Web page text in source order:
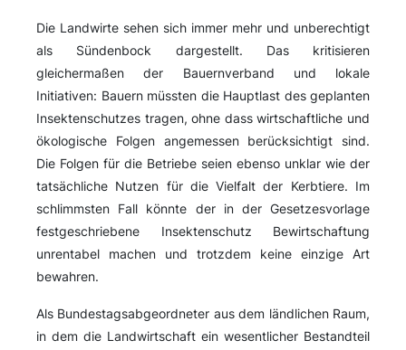
Die Landwirte sehen sich immer mehr und unberechtigt
als Sündenbock dargestellt. Das kritisieren
gleichermaßen der Bauernverband und lokale
Initiativen: Bauern müssten die Hauptlast des geplanten
Insektenschutzes tragen, ohne dass wirtschaftliche und
ökologische Folgen angemessen berücksichtigt sind.
Die Folgen für die Betriebe seien ebenso unklar wie der
tatsächliche Nutzen für die Vielfalt der Kerbtiere. Im
schlimmsten Fall könnte der in der Gesetzesvorlage
festgeschriebene Insektenschutz Bewirtschaftung
unrentabel machen und trotzdem keine einzige Art
bewahren.
Als Bundestagsabgeordneter aus dem ländlichen Raum,
in dem die Landwirtschaft ein wesentlicher Bestandteil